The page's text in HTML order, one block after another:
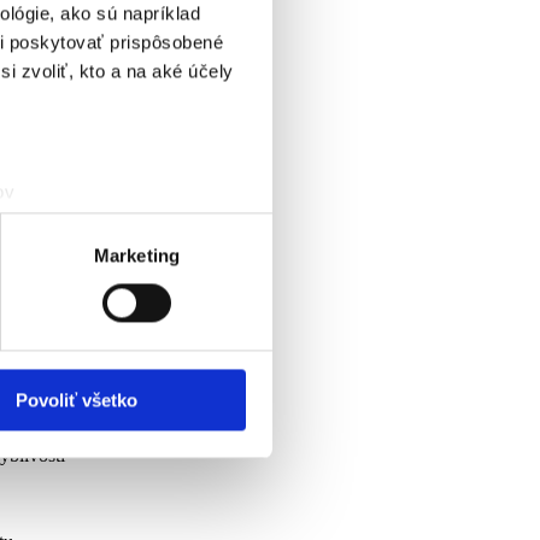
ako sú napríklad
poskytovať prispôsobené
zvoliť, kto a na aké účely
prstov).
. Súhlas môžete
v oblasti sociálnych
ktoré ste im poskytli
Marketing
Povoliť všetko